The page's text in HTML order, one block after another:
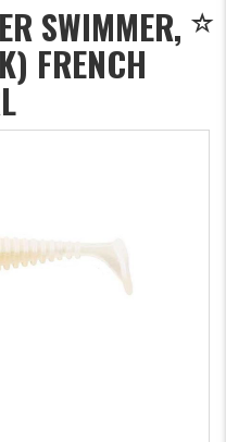
SWIMMER,
FRENCH